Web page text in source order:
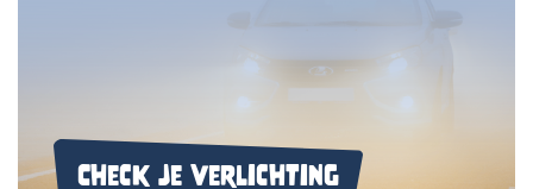
Check je verlichting